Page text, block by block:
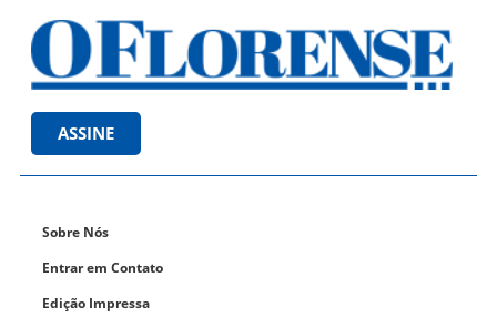
ASSINE
Sobre Nós
Entrar em Contato
Edição Impressa